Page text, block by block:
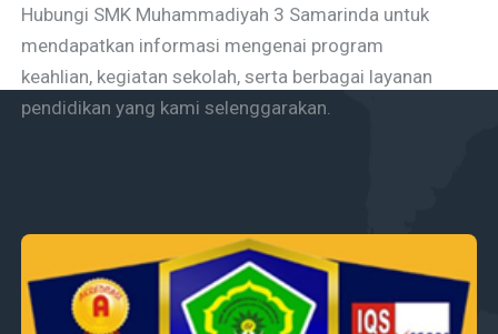
Hubungi SMK Muhammadiyah 3 Samarinda untuk
mendapatkan informasi mengenai program
keahlian, kegiatan sekolah, serta berbagai layanan
pendidikan yang kami selenggarakan.